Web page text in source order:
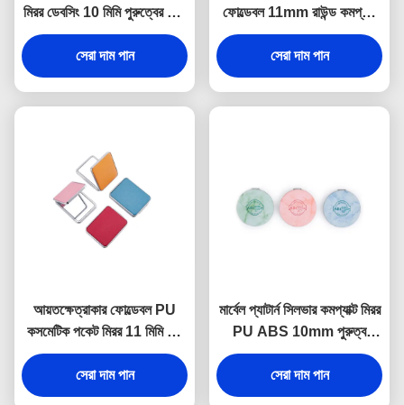
মিরর ডেবসিং 10 মিমি পুরুত্বের ছোট
হাতের আয়না
সেরা দাম পান
ফোল্ডেবল 11mm রাউন্ড কমপ্যাক্ট
মিরর লোগো PU লেদার
সেরা দাম পান
আয়তক্ষেত্রাকার ফোল্ডেবল PU
কসমেটিক পকেট মিরর 11 মিমি পুরু
ছোট ভ্রমণ আয়না
সেরা দাম পান
মার্বেল প্যাটার্ন সিলভার কমপ্যাক্ট মিরর
PU ABS 10mm পুরুত্ব
ফোল্ডেবল মেকআপ মিরর
সেরা দাম পান